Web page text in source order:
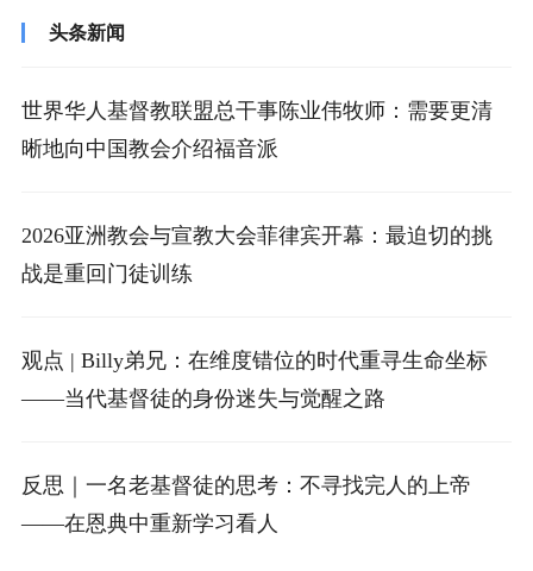
头条新闻
世界华人基督教联盟总干事陈业伟牧师：需要更清
晰地向中国教会介绍福音派
2026亚洲教会与宣教大会菲律宾开幕：最迫切的挑
战是重回门徒训练
观点 | Billy弟兄：在维度错位的时代重寻生命坐标
——当代基督徒的身份迷失与觉醒之路
反思｜一名老基督徒的思考：不寻找完人的上帝
——在恩典中重新学习看人